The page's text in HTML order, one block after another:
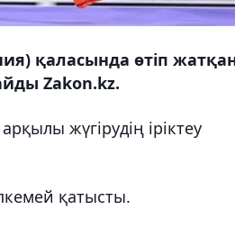
қаласында өтіп
Zakon.kz.
жүгірудің іріктеу
қатысты.